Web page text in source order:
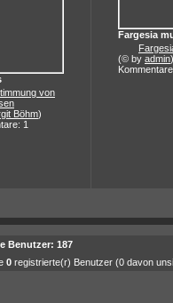
von
Böhm)
1
Fargesia
(© by admin)
Benutzer: 187
0 registrierte(r) Benutzer (0 davon